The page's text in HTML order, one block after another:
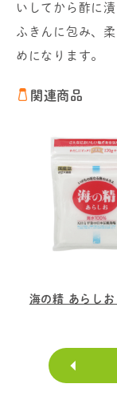
いしてから酢に
ふきんに包み、
めになります。
関連商品
海の精 あらしお